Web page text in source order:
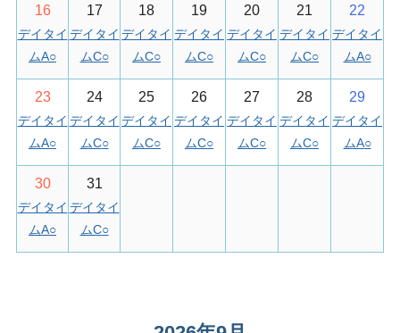
16
デイタイ
ムA○
17
デイタイ
ムC○
18
デイタイ
ムC○
19
デイタイ
ムC○
20
デイタイ
ムC○
21
デイタイ
ムC○
22
デイタイ
ムA○
23
デイタイ
ムA○
24
デイタイ
ムC○
25
デイタイ
ムC○
26
デイタイ
ムC○
27
デイタイ
ムC○
28
デイタイ
ムC○
29
デイタイ
ムA○
30
デイタイ
ムA○
31
デイタイ
ムC○